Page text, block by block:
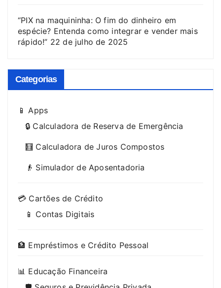
“PIX na maquininha: O fim do dinheiro em
espécie? Entenda como integrar e vender mais
rápido!” 22 de julho de 2025
Categorias
📱 Apps
🔒 Calculadora de Reserva de Emergência
🧮 Calculadora de Juros Compostos
👴 Simulador de Aposentadoria
💳 Cartões de Crédito
📱 Contas Digitais
🏦 Empréstimos e Crédito Pessoal
📊 Educação Financeira